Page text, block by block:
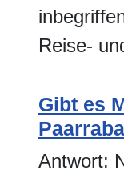
Reise-
Gibt es
Antwort: